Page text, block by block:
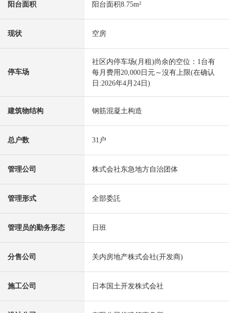
阳台面积 阳台面积8.75m²
现状 空房
停车场
社区内停车场(月租)尚余的空位：1台有
每月费用20,000日元～沒有上限(在确认
日:2026年4月24日)
建筑物结构 钢筋混凝土构造
总户数 31户
管理公司 株式会社东急地方自治团体
管理形式 全部委託
管理员的勤务形态 日班
分售公司 关内房地产株式会社(开发商)
施工公司 日本国土开发株式会社